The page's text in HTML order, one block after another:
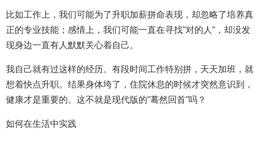
比如工作上，我们可能为了升职加薪拼命表现，却忽略了培养真
正的专业技能；感情上，我们可能一直在寻找"对的人"，却没发
现身边一直有人默默关心着自己。
我自己就有过这样的经历。有段时间工作特别拼，天天加班，就
想着快点升职。结果身体垮了，住院休息的时候才突然意识到，
健康才是重要的。这不就是现代版的"蓦然回首"吗？
如何在生活中实践